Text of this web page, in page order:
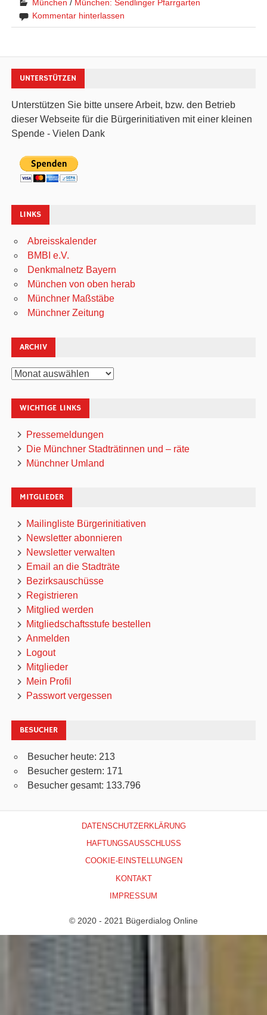
München / München: Sendlinger Pfarrgarten
Kommentar hinterlassen
UNTERSTÜTZEN
Unterstützen Sie bitte unsere Arbeit, bzw. den Betrieb
dieser Webseite für die Bürgerinitiativen mit einer kleinen
Spende - Vielen Dank
LINKS
Abreisskalender
BMBI e.V.
Denkmalnetz Bayern
München von oben herab
Münchner Maßstäbe
Münchner Zeitung
ARCHIV
Archiv
WICHTIGE LINKS
Pressemeldungen
Die Münchner Stadträtinnen und – räte
Münchner Umland
MITGLIEDER
Mailingliste Bürgerinitiativen
Newsletter abonnieren
Newsletter verwalten
Email an die Stadträte
Bezirksauschüsse
Registrieren
Mitglied werden
Mitgliedschaftsstufe bestellen
Anmelden
Logout
Mitglieder
Mein Profil
Passwort vergessen
BESUCHER
Besucher heute: 213
Besucher gestern: 171
Besucher gesamt: 133.796
DATENSCHUTZERKLÄRUNG
HAFTUNGSAUSSCHLUSS
COOKIE-EINSTELLUNGEN
KONTAKT
IMPRESSUM
© 2020 - 2021 Bügerdialog Online